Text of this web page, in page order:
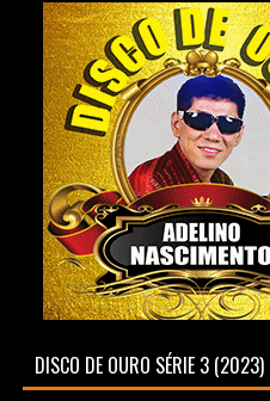
DISCO DE OURO SÉRIE 3 (2023)